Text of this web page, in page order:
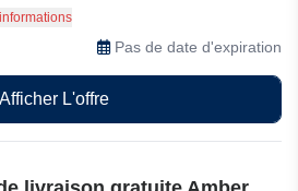
coupon bijoux en ligne et profitez
haut de gamme à prix réduits.
d'informations
Pas de date d'expiration
Afficher L'offre